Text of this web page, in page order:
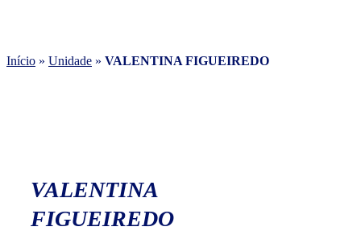
Início » Unidade » VALENTINA FIGUEIREDO
VALENTINA
FIGUEIREDO